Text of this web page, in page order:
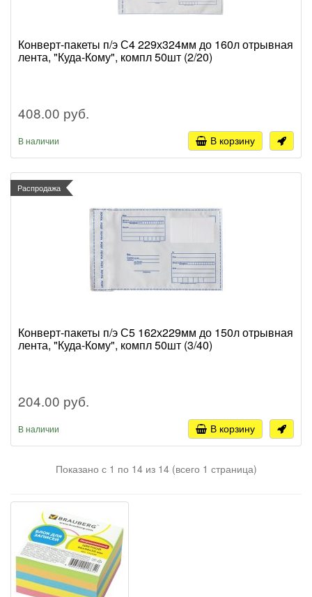
Конверт-пакеты п/э С4 229х324мм до 160л отрывная
лента, "Куда-Кому", компл 50шт (2/20)
408.00 руб.
В наличии В корзину
Распродажа
Конверт-пакеты п/э С5 162х229мм до 150л отрывная
лента, "Куда-Кому", компл 50шт (3/40)
204.00 руб.
В наличии В корзину
Показано с 1 по 14 из 14 (всего 1 страница)